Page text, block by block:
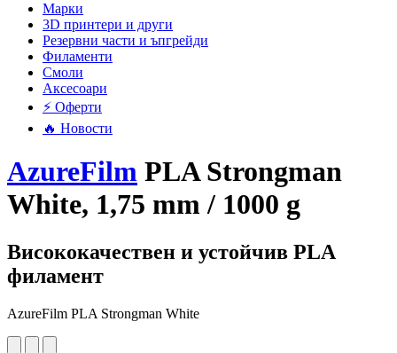
Mарки
3D принтери и други
Резервни части и ъпгрейди
Филаменти
Смоли
Аксесоари
⚡ Оферти
🔥 Новости
AzureFilm PLA Strongman
White, 1,75 mm / 1000 g
Висококачествен и устойчив PLA
филамент
AzureFilm PLA Strongman White